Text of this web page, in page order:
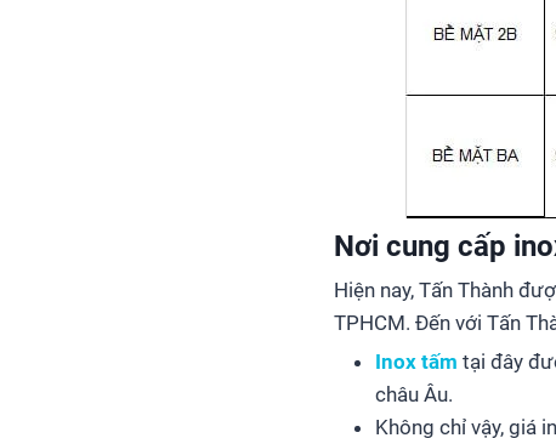
Nơi cung cấp
Hiện nay, Tấn Thành
TPHCM. Đến với Tấn
Inox tấm tại đây
châu Âu.
Không chỉ vậy, giá